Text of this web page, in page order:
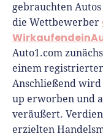
gebrauchten
die Wettbewerber
Auto1.com
einem
Anschließend
up erworben und
veräußert.
erzielten